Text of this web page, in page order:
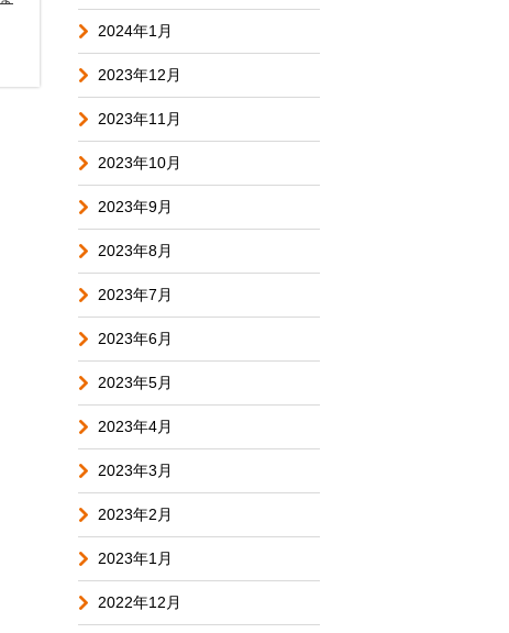
2024年1月
2023年12月
2023年11月
2023年10月
2023年9月
2023年8月
2023年7月
2023年6月
2023年5月
2023年4月
2023年3月
2023年2月
2023年1月
2022年12月